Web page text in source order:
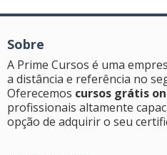
Sobre
A Prime Cursos é uma
a distância e referência no
Oferecemos cursos grátis
profissionais altamente
opção de adquirir o seu